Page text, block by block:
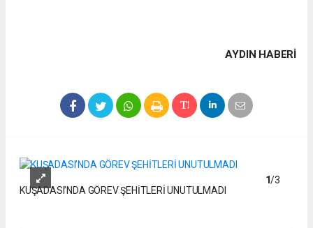
AYDIN HABERİ
1/3
KUŞADASI’NDA GÖREV ŞEHİTLERİ UNUTULMADI